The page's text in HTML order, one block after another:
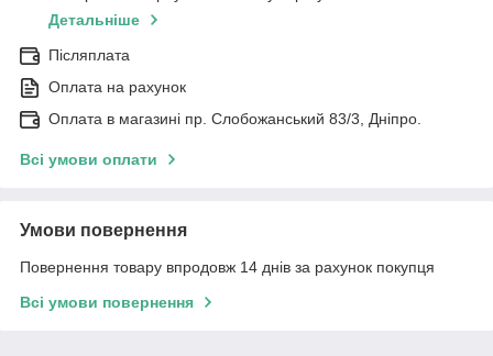
Детальніше
Післяплата
Оплата на рахунок
Оплата в магазині пр. Слобожанський 83/3, Дніпро.
Всі умови оплати
Умови повернення
Повернення товару впродовж 14 днів за рахунок покупця
Всі умови повернення